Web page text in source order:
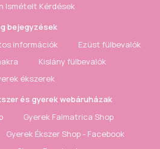
Ismételt Kérdések
bejegyzések
információk
Ezüst fülbevalók
Kislány fülbevalók
ékszerek
és gyerek webáruházak
Gyerek Falmatrica Shop
Gyerek Ékszer Shop - Facebook